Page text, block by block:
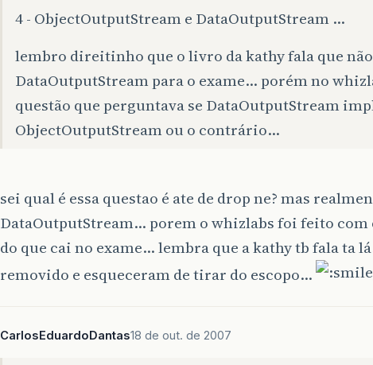
4 - ObjectOutputStream e DataOutputStream …
lembro direitinho que o livro da kathy fala que
DataOutputStream para o exame… porém no
questão que perguntava se DataOutputStream
ObjectOutputStream ou o contrário…
sei qual é essa questao é ate de drop ne? mas
DataOutputStream… porem o whizlabs foi feito com
do que cai no exame… lembra que a kathy tb fala ta
removido e esqueceram de tirar do escopo…
CarlosEduardoDantas18 de out. de 2007